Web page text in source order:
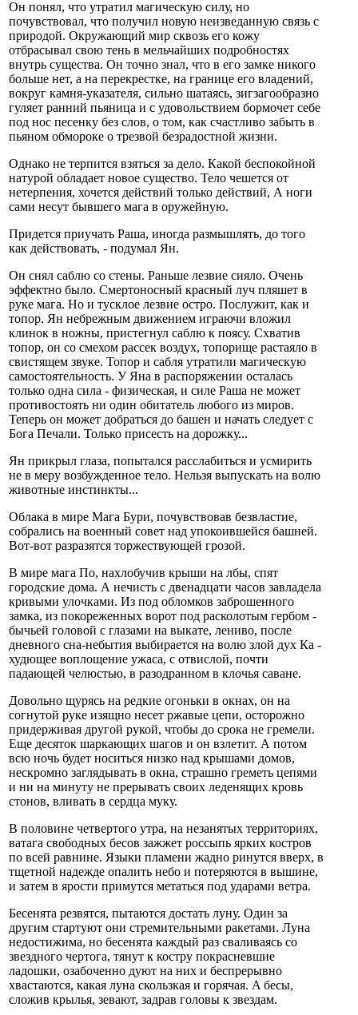
Он понял, что утратил магическую силу, но
почувствовал, что получил новую неизведанную связь с
природой. Окружающий мир сквозь его кожу
отбрасывал свою тень в мельчайших подробностях
внутрь существа. Он точно знал, что в его замке никого
больше нет, а на перекрестке, на границе его владений,
вокруг камня-указателя, сильно шатаясь, зигзагообразно
гуляет ранний пьяница и с удовольствием бормочет себе
под нос песенку без слов, о том, как счастливо забыть в
пьяном обмороке о трезвой безрадостной жизни.
Однако не терпится взяться за дело. Какой беспокойной
натурой обладает новое существо. Тело чешется от
нетерпения, хочется действий только действий, А ноги
сами несут бывшего мага в оружейную.
Придется приучать Раша, иногда размышлять, до того
как действовать, - подумал Ян.
Он снял саблю со стены. Раньше лезвие сияло. Очень
эффектно было. Смертоносный красный луч пляшет в
руке мага. Но и тусклое лезвие остро. Послужит, как и
топор. Ян небрежным движением играючи вложил
клинок в ножны, пристегнул саблю к поясу. Схватив
топор, он со смехом рассек воздух, топорище растаяло в
свистящем звуке. Топор и сабля утратили магическую
самостоятельность. У Яна в распоряжении осталась
только одна сила - физическая, и силе Раша не может
противостоять ни один обитатель любого из миров.
Теперь он может добраться до башен и начать следует с
Бога Печали. Только присесть на дорожку...
Ян прикрыл глаза, попытался расслабиться и усмирить
не в меру возбужденное тело. Нельзя выпускать на волю
животные инстинкты...
Облака в мире Мага Бури, почувствовав безвластие,
собрались на военный совет над упокоившейся башней.
Вот-вот разразятся торжествующей грозой.
В мире мага По, нахлобучив крыши на лбы, спят
городские дома. А нечисть с двенадцати часов завладела
кривыми улочками. Из под обломков заброшенного
замка, из покореженных ворот под расколотым гербом -
бычьей головой с глазами на выкате, лениво, после
дневного сна-небытия выбирается на волю злой дух Ка -
худющее воплощение ужаса, с отвислой, почти
падающей челюстью, в разодранном в клочья саване.
Довольно щурясь на редкие огоньки в окнах, он на
согнутой руке изящно несет ржавые цепи, осторожно
придерживая другой рукой, чтобы до срока не гремели.
Еще десяток шаркающих шагов и он взлетит. А потом
всю ночь будет носиться низко над крышами домов,
нескромно заглядывать в окна, страшно греметь цепями
и ни на минуту не прерывать своих леденящих кровь
стонов, вливать в сердца муку.
В половине четвертого утра, на незанятых территориях,
ватага свободных бесов зажжет россыпь ярких костров
по всей равнине. Языки пламени жадно ринутся вверх, в
тщетной надежде опалить небо и потеряются в вышине,
и затем в ярости примутся метаться под ударами ветра.
Бесенята резвятся, пытаются достать луну. Один за
другим стартуют они стремительными ракетами. Луна
недостижима, но бесенята каждый раз сваливаясь со
звездного чертога, тянут к костру покрасневшие
ладошки, озабоченно дуют на них и беспрерывно
хвастаются, какая луна скользкая и горячая. A бесы,
сложив крылья, зевают, задрав головы к звездам.